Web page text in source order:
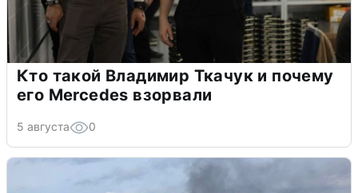
Кто такой Владимир Ткачук и почему
его Mercedes взорвали
5 августа 0